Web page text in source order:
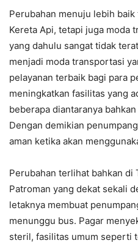
Perubahan menuju lebih
Kereta Api, tetapi juga moda
yang dahulu sangat tidak
menjadi moda transportasi
pelayanan terbaik bagi para
meningkatkan fasilitas yang
beberapa diantaranya
Dengan demikian
aman ketika akan
Perubahan terlihat bahkan di
Patroman yang dekat sekali
letaknya membuat
menunggu bus. Pagar
steril, fasilitas umum seperti